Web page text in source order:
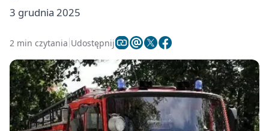
3 grudnia 2025
2 min czytania Udostępnij